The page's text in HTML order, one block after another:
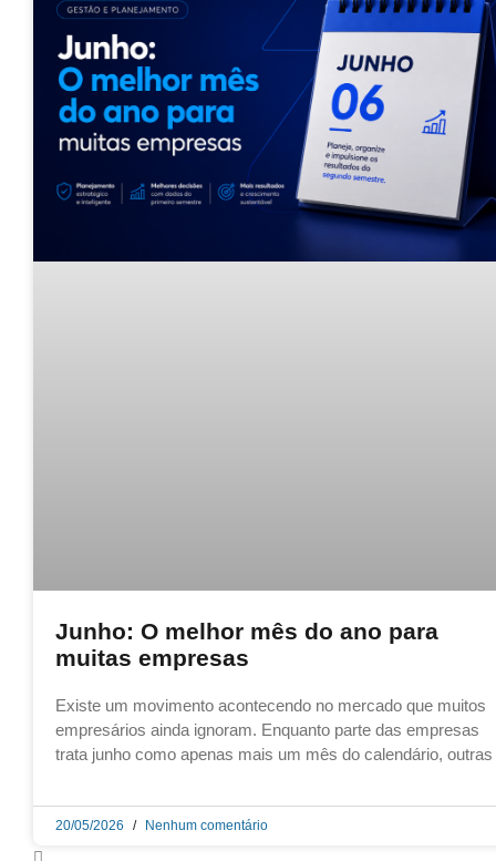
Junho: O melhor mês do ano para
muitas empresas
Existe um movimento acontecendo no mercado que muitos
empresários ainda ignoram. Enquanto parte das empresas
trata junho como apenas mais um mês do calendário, outras
20/05/2026 Nenhum comentário